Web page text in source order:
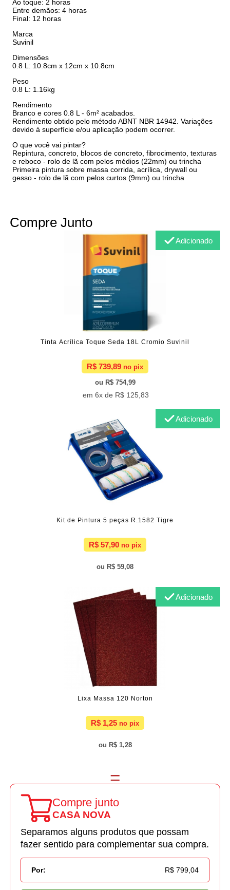
Ao toque: 2 horas
Entre demãos: 4 horas
Final: 12 horas
Marca
Suvinil
Dimensões
0.8 L: 10.8cm x 12cm x 10.8cm
Peso
0.8 L: 1.16kg
Rendimento
Branco e cores 0.8 L - 6m² acabados.
Rendimento obtido pelo método ABNT NBR 14942. Variações
devido à superfície e/ou aplicação podem ocorrer.
O que você vai pintar?
Repintura, concreto, blocos de concreto, fibrocimento, texturas
e reboco - rolo de lã com pelos médios (22mm) ou trincha
Primeira pintura sobre massa corrida, acrílica, drywall ou
gesso - rolo de lã com pelos curtos (9mm) ou trincha
Compre Junto
Tinta Acrílica Toque Seda 18L Cromio Suvinil
R$ 739,89
R$ 754,99
6x de R$ 125,83
Adicionado
Kit de Pintura 5 peças R.1582 Tigre
R$ 57,90
R$ 59,08
Adicionado
Lixa Massa 120 Norton
R$ 1,25
R$ 1,28
Adicionado
Compre junto
CASA NOVA
Separamos alguns produtos que possam
fazer sentido para complementar sua compra.
Por: R$ 799,04